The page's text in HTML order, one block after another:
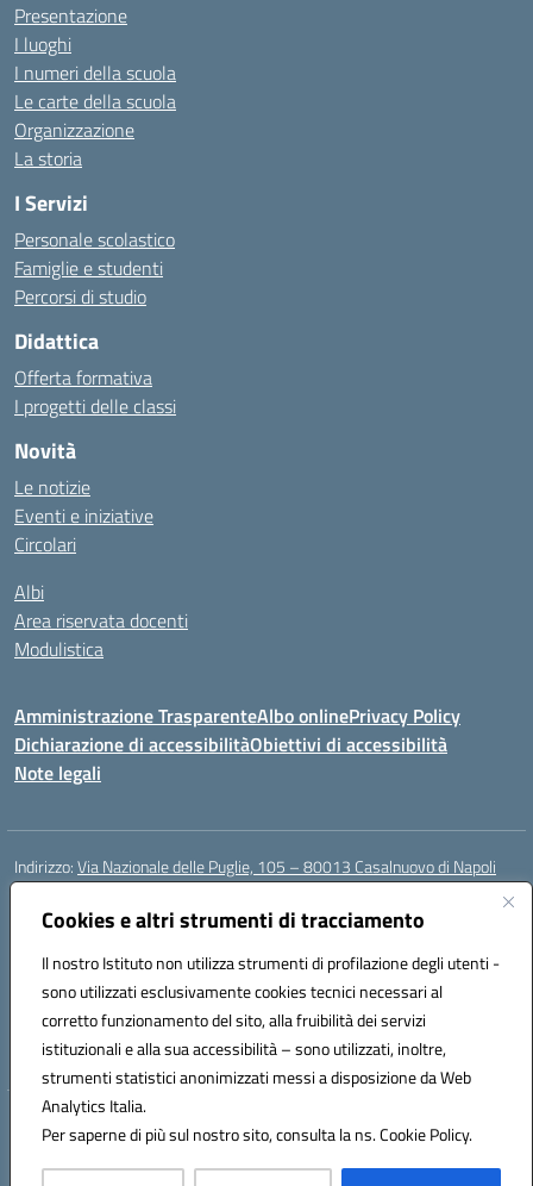
Cookies e altri strumenti di tracciamento
Il nostro Istituto non utilizza strumenti di profilazione degli utenti -
sono utilizzati esclusivamente cookies tecnici necessari al
corretto funzionamento del sito, alla fruibilità dei servizi
istituzionali e alla sua accessibilità – sono utilizzati, inoltre,
strumenti statistici anonimizzati messi a disposizione da Web
Analytics Italia.
Per saperne di più sul nostro sito, consulta la ns. Cookie Policy.
Presentazione
I luoghi
I numeri della scuola
Le carte della scuola
Organizzazione
La storia
I Servizi
Personale scolastico
Famiglie e studenti
Percorsi di studio
Didattica
Offerta formativa
I progetti delle classi
Novità
Le notizie
Eventi e iniziative
Circolari
Albi
Area riservata docenti
Modulistica
Amministrazione TrasparenteAlbo onlinePrivacy Policy
Dichiarazione di accessibilitàObiettivi di accessibilità
Note legali
Indirizzo:Via Nazionale delle Puglie, 105 – 80013 Casalnuovo di Napoli
Centralino:
Email:naee32300a@istruzione.it
Codice fiscale: 93007720639
Codice meccanografico:
NAEE32300A
Codice unico di fatturazione (CUF): UFDMFG
Hosting & Powered by 3D Solution S.r.l.
Concept & Design by Designers Italia